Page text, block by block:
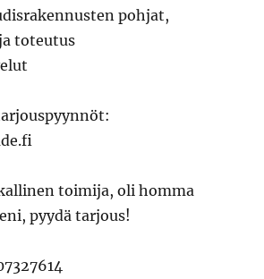
pohjat,
toteutus
toimija, oli homma
pyydä tarjous!